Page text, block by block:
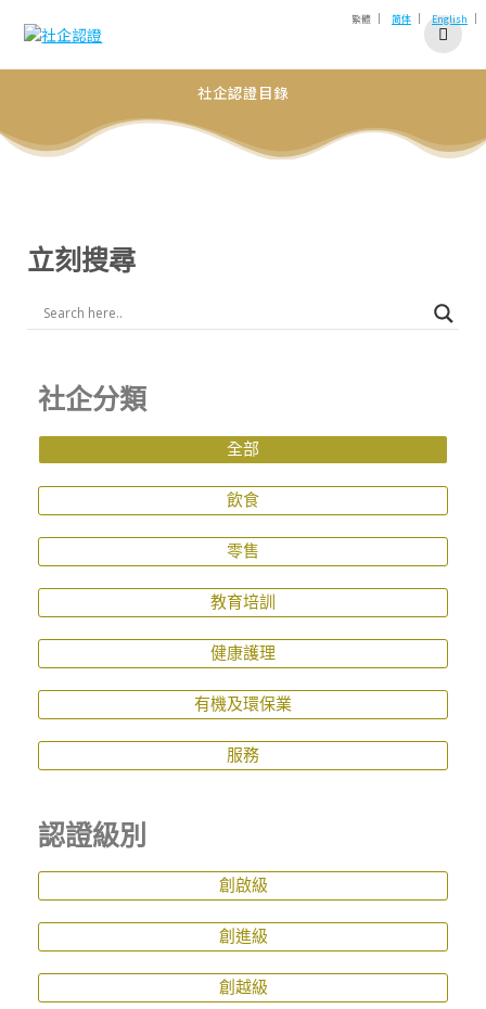
社企認證目錄
立刻搜尋
社企分類
全部
飲食
零售
教育培訓
健康護理
有機及環保業
服務
認證級別
創啟級
創進級
創越級
繁體 | 简体 | English |